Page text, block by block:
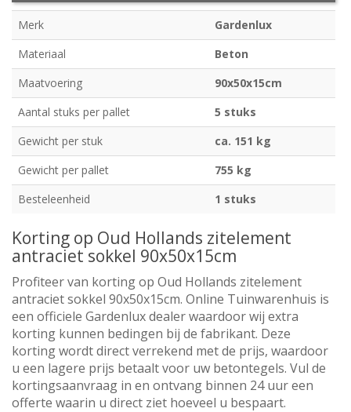
Merk
Gardenlux
Materiaal
Beton
Maatvoering
90x50x15cm
Aantal stuks per pallet
5 stuks
Gewicht per stuk
ca. 151 kg
Gewicht per pallet
755 kg
Besteleenheid
1 stuks
Korting op Oud Hollands zitelement
antraciet sokkel 90x50x15cm
Profiteer van korting op Oud Hollands zitelement
antraciet sokkel 90x50x15cm. Online Tuinwarenhuis is
een officiele Gardenlux dealer waardoor wij extra
korting kunnen bedingen bij de fabrikant. Deze
korting wordt direct verrekend met de prijs, waardoor
u een lagere prijs betaalt voor uw betontegels. Vul de
kortingsaanvraag in en ontvang binnen 24 uur een
offerte waarin u direct ziet hoeveel u bespaart.